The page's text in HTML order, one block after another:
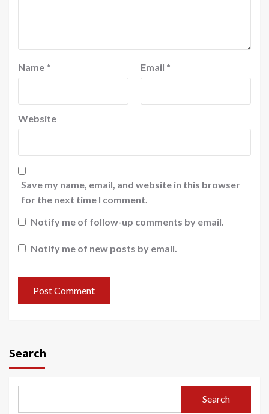
Name * Email *
Website
Save my name, email, and website in this browser
for the next time I comment.
Notify me of follow-up comments by email.
Notify me of new posts by email.
Search
Search